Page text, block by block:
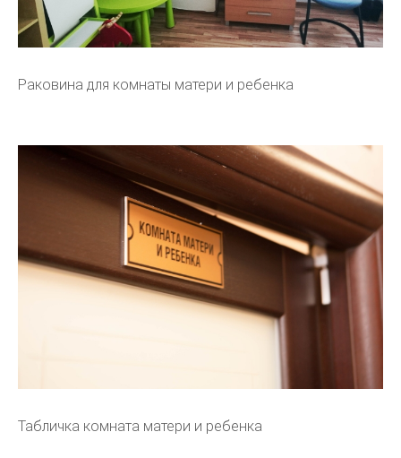
Раковина для комнаты матери и ребенка
Табличка комната матери и ребенка